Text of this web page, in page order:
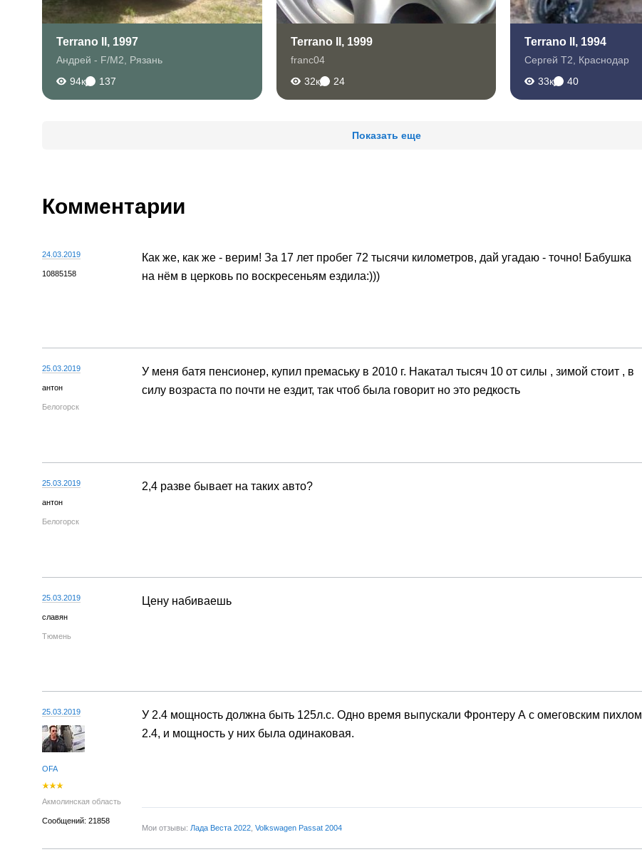
Terrano II, 1997
Андрей - F/M2
Рязань
94к
137
Terrano II, 1999
franc04
32к
24
Terrano II, 1994
Сергей Т2
Краснодар
33к
40
Показать еще
Комментарии
24.03.2019
10885158
Как же, как же - верим! За 17 лет пробег 72 тысячи километров, дай угадаю - точно! Бабушка
на нём в церковь по воскресеньям ездила:)))
25.03.2019
антон
Белогорск
У меня батя пенсионер, купил премаську в 2010 г. Накатал тысяч 10 от силы , зимой стоит , в
силу возраста по почти не ездит, так чтоб была говорит но это редкость
25.03.2019
антон
Белогорск
2,4 разве бывает на таких авто?
25.03.2019
славян
Тюмень
Цену набиваешь
25.03.2019
OFA
Акмолинская область
Сообщений: 21858
У 2.4 мощность должна быть 125л.с. Одно время выпускали Фронтеру А с омеговским пихлом
2.4, и мощность у них была одинаковая.
Мои отзывы: Лада Веста 2022 Volkswagen Passat 2004